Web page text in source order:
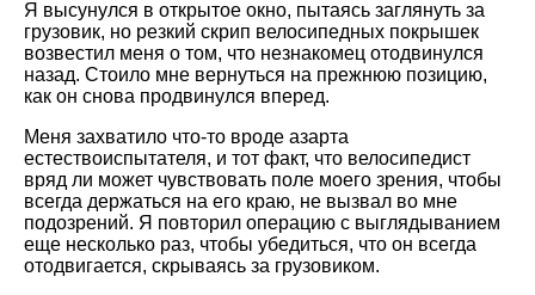
Я высунулся в открытое окно, пытаясь заглянуть за
грузовик, но резкий скрип велосипедных покрышек
возвестил меня о том, что незнакомец отодвинулся
назад. Стоило мне вернуться на прежнюю позицию,
как он снова продвинулся вперед.
Меня захватило что-то вроде азарта
естествоиспытателя, и тот факт, что велосипедист
вряд ли может чувствовать поле моего зрения, чтобы
всегда держаться на его краю, не вызвал во мне
подозрений. Я повторил операцию с выглядыванием
еще несколько раз, чтобы убедиться, что он всегда
отодвигается, скрываясь за грузовиком.